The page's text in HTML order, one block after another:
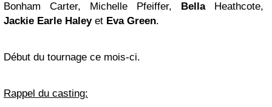
Bonham Carter, Michelle Pfeiffer, BellaHeathcote,
Jackie Earle Haleyet Eva Green.
Début du tournage ce mois-ci.
Rappel du casting: